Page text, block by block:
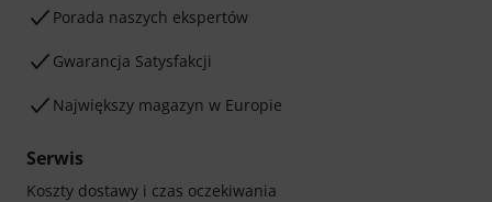
Porada naszych ekspertów
Gwarancja Satysfakcji
Największy magazyn w Europie
Serwis
Koszty dostawy i czas oczekiwania